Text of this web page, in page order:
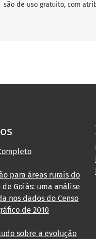
são de uso gratuito, com
para áreas rurais do
de Goiás: uma análise
nos dados do Censo
de 2010
sobre a evolução